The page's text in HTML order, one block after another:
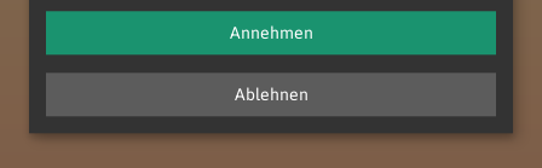
zum Anfang der Seite
Ablehnen
Annehmen